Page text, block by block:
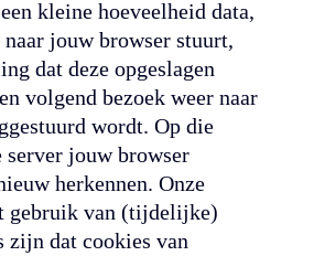
kleine hoeveelheid data,
naar jouw browser stuurt,
dat deze opgeslagen
volgend bezoek weer naar
wordt. Op die
server jouw browser
herkennen. Onze
gebruik van (tijdelijke)
zijn dat cookies van